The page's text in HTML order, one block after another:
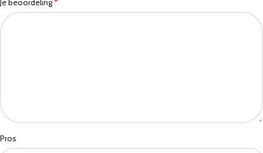
Je beoordeling
Pros